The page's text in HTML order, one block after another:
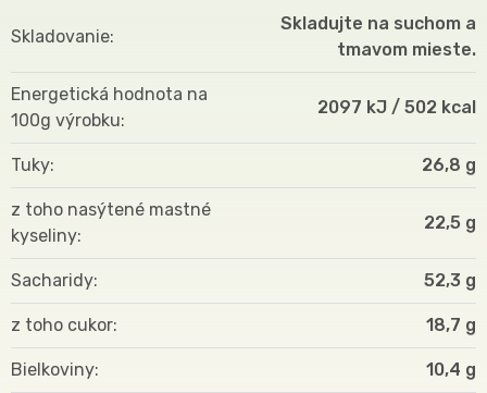
Skladovanie
Skladujte na suchom a
tmavom mieste.
Energetická hodnota na
100g výrobku
2097 kJ / 502 kcal
Tuky 26,8 g
z toho nasýtené mastné
kyseliny
22,5 g
Sacharidy 52,3 g
z toho cukor 18,7 g
Bielkoviny 10,4 g